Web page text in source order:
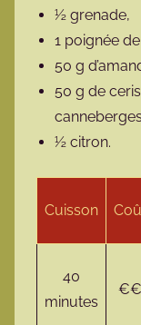
½ grenade,
1 poignée
50 g
50 g de
½ citron.
Cuisson
40
minutes
€€